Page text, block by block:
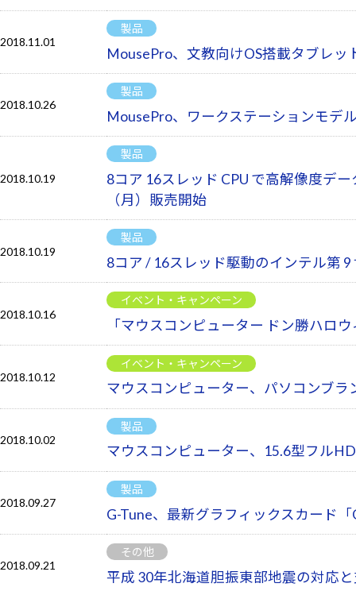
2018.11.01
製品
MousePro、文教向けOS搭載タブレ
2018.10.26
製品
MousePro、ワークステーションモデ
2018.10.19
製品
8コア 16スレッド CPU で高解像度デ
（月）販売開始
2018.10.19
製品
8コア / 16スレッド駆動のインテル第
2018.10.16
イベント・キャンペーン
「マウスコンピューター ドン勝ハロ
2018.10.12
イベント・キャンペーン
マウスコンピューター、パソコンブ
2018.10.02
製品
マウスコンピューター、15.6型フル
2018.09.27
製品
G-Tune、最新グラフィックスカード
2018.09.21
その他
平成 30年北海道胆振東部地震の対応